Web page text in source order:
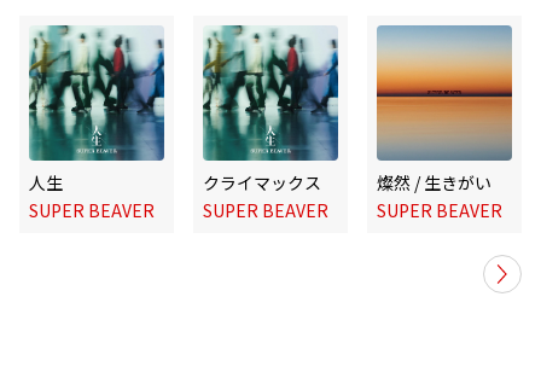
人生
SUPER BEAVER
クライマックス
SUPER BEAVER
燦然 / 生きがい
SUPER BEAVER